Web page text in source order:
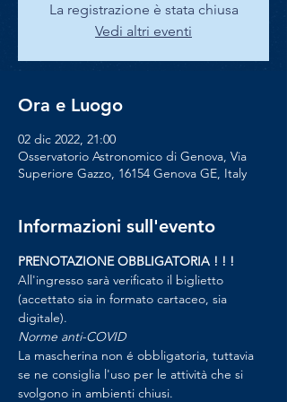
La registrazione è stata chiusa
Vedi altri eventi
Ora e Luogo
02 dic 2022, 21:00
Osservatorio Astronomico di Genova, Via
Superiore Gazzo, 16154 Genova GE, Italy
Informazioni sull'evento
PRENOTAZIONE OBBLIGATORIA ! ! !
All'ingresso sarà verificato il biglietto
(accettato sia in formato cartaceo, sia
digitale).
Norme anti-COVID
La mascherina non é obbligatoria, tuttavia
se ne consiglia l'uso per le attività che si
svolgono in ambienti chiusi.